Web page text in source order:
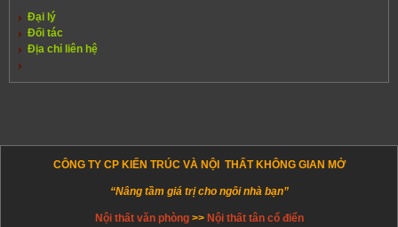
Đại lý
Đối tác
Địa chỉ liên hệ
CÔNG TY CP KIẾN TRÚC VÀ NỘI THẤT KHÔNG GIAN MỞ
“Nâng tầm giá trị cho ngôi nhà bạn”
Nội thất văn phòng >> Nội thất tân cổ điển